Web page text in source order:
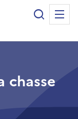
biodiversité
Recherche
chasse